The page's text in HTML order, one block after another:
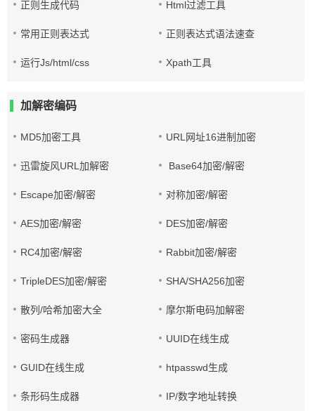
正则生成代码 Html过滤工具
常用正则表达式 正则表达式语法速查
运行Js/html/css Xpath工具
加解密编码
MD5加密工具 URL网址16进制加密
迅雷旋风URL加解密 Base64加密/解密
Escape加密/解密 对称加密/解密
AES加密/解密 DES加密/解密
RC4加密/解密 Rabbit加密/解密
TripleDES加密/解密 SHA/SHA256加密
散列/哈希加密大全 摩尔斯电码加解密
密码生成器 UUID在线生成
GUID在线生成 htpasswd生成
条形码生成器 IP/数字地址转换